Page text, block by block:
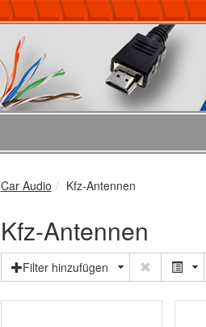
Car Audio Kfz-Antennen
Kfz-Antennen
Filter hinzufügen